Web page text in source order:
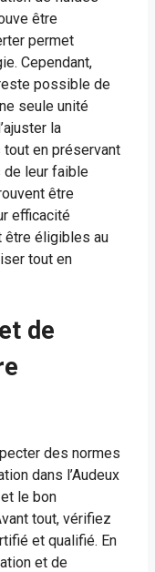
être
permet
Cependant,
possible de
seule unité
la
en préservant
de leur faible
être
efficacité
être éligibles au
tout en
de
des normes
dans l’Audeux
le bon
tout, vérifiez
et qualifié. En
et de